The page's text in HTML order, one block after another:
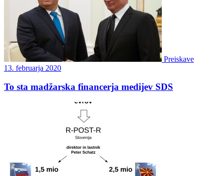
Preiskave
13. februarja 2020
To sta madžarska financerja medijev SDS